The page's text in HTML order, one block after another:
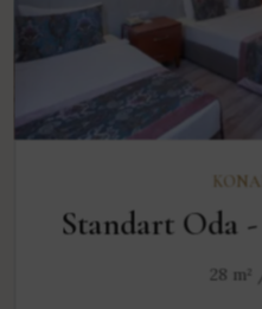
Standart Oda
28 m²